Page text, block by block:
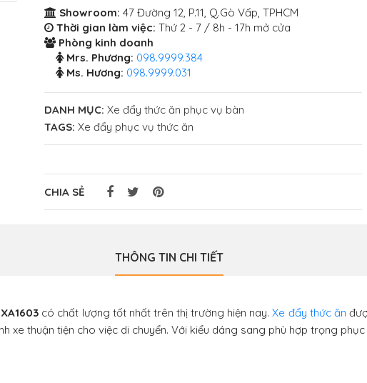
Showroom: 47 Đường 12, P.11, Q.Gò Vấp, TPHCM
Thời gian làm việc: Thứ 2 - 7 / 8h - 17h mở cửa
Phòng kinh doanh
Mrs. Phương: 098.9999.384
Ms. Hương: 098.9999.031
DANH MỤC: Xe đẩy thức ăn phục vụ bàn
TAGS: Xe đẩy phục vụ thức ăn
CHIA SẺ
THÔNG TIN CHI TIẾT
có chất lượng tốt nhất trên thị trường hiện nay.Xe đẩy thức ăn
xe thuận tiện cho việc di chuyển. Với kiểu dáng sang phù hợp trọng